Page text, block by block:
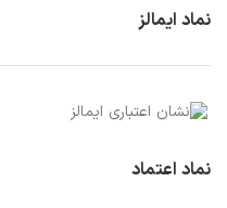
نماد ایمالز
نماد اعتماد